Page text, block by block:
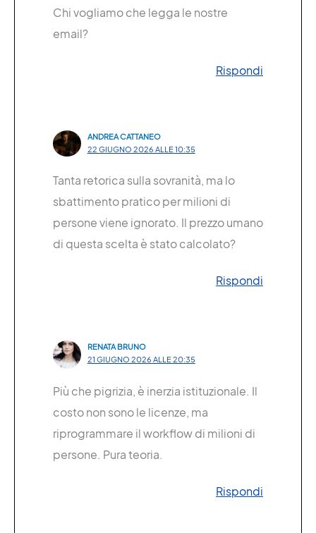
Chi vogliamo che legga le nostre
email?
Rispondi
ANDREA CATTANEO
22 GIUGNO 2026 ALLE 10:35
Tanta retorica sulla sovranità, ma lo
sbattimento pratico per milioni di
persone viene ignorato. Il prezzo umano
di questa scelta è stato calcolato?
Rispondi
RENATA BRUNO
21 GIUGNO 2026 ALLE 20:35
Più che pigrizia, è inerzia istituzionale. Il
costo non sono le licenze, ma
riprogrammare il workflow di milioni di
persone. Pura teoria.
Rispondi